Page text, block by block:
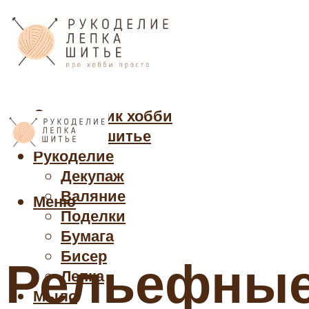
Cправочник хобби
Кройка и шитье
Рукоделие
Декупаж
Валяние
Поделки
Бумага
Бисер
Лепка
Мыло
Меню